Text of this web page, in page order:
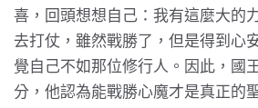
喜，回頭想想自己：我有這麼大的
去打仗，雖然戰勝了，但是得到心
覺自己不如那位修行人。因此，國
分，他認為能戰勝心魔才是真正的